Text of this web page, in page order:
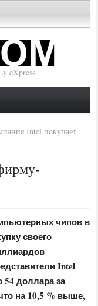
eXpress
Intel покупает
чипов в
своего
Intel
54 доллара за
на 10,5 % выше,